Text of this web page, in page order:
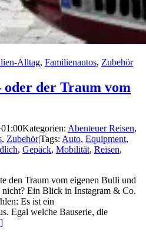
Alltag, Familienautos, Zubehör
der Traum vom
Kategorien: Abenteuer Reisen,
, Zubehör|Tags: Auto, Equipment,
, Gepäck, Mobilität, Reisen,
den Traum vom eigenen Bulli und
nicht? Ein Blick in Instagram & Co.
Es ist ein
Egal welche Bauserie, die